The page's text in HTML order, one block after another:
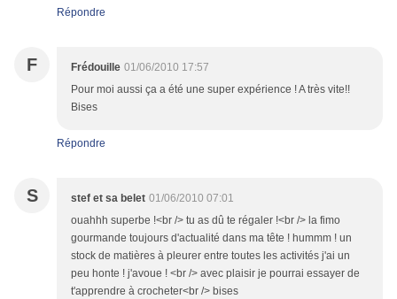
Répondre
F Frédouille 01/06/2010 17:57
Pour moi aussi ça a été une super expérience ! A très vite!!
Bises
Répondre
S stef et sa belet 01/06/2010 07:01
ouahhh superbe !<br /> tu as dû te régaler !<br /> la fimo
gourmande toujours d'actualité dans ma tête ! hummm ! un
stock de matières à pleurer entre toutes les activités j'ai un
peu honte ! j'avoue ! <br /> avec plaisir je pourrai essayer de
t'apprendre à crocheter<br /> bises